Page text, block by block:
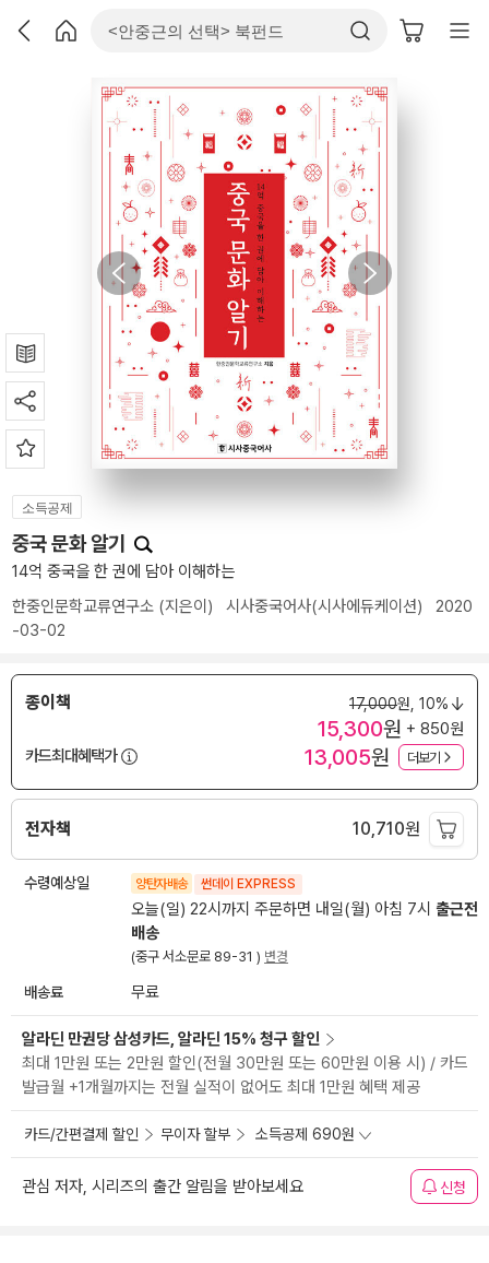
소득공제
중국 문화 알기
14억 중국을 한 권에 담아 이해하는
한중인문학교류연구소 (지은이) 시사중국어사(시사에듀케이션) 2020
-03-02
종이책 17,000원, 10%
15,300원 + 850원
카드최대혜택가
13,005원 더보기
전자책 10,710원
수령예상일 양탄자배송 썬데이 EXPRESS
오늘(일) 22시까지 주문하면 내일(월) 아침 7시 출근전
배송
(중구 서소문로 89-31 ) 변경
배송료 무료
알라딘 만권당 삼성카드, 알라딘 15% 청구 할인
최대 1만원 또는 2만원 할인(전월 30만원 또는 60만원 이용 시) / 카드
발급월 +1개월까지는 전월 실적이 없어도 최대 1만원 혜택 제공
카드/간편결제 할인 무이자 할부 소득공제 690원
관심 저자, 시리즈의 출간 알림을 받아보세요 신청